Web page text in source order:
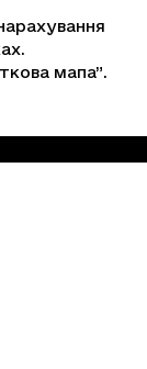
мапа”.